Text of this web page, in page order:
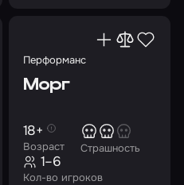
Перформанс
Морг
Возраст
18+
Страшность
Кол-во игроков
1–6